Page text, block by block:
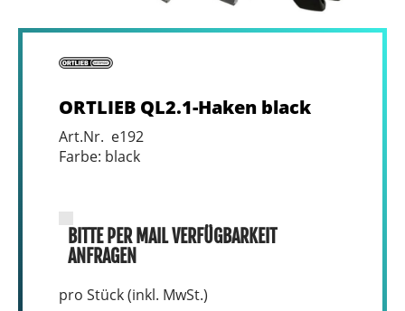
ORTLIEB QL2.1-Haken black
Art.Nr. e192
Farbe: black
BITTE PER MAIL VERFÜGBARKEIT
ANFRAGEN
pro Stück (inkl. MwSt.)